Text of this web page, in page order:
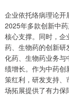
企业依托络病理论开
2025年多款创新中
核心支撑。同时，
药、生物药的创新研
化药、生物药业务与
绩增长。作为中药创
策红利，研发支持
场拓展提供了有力保